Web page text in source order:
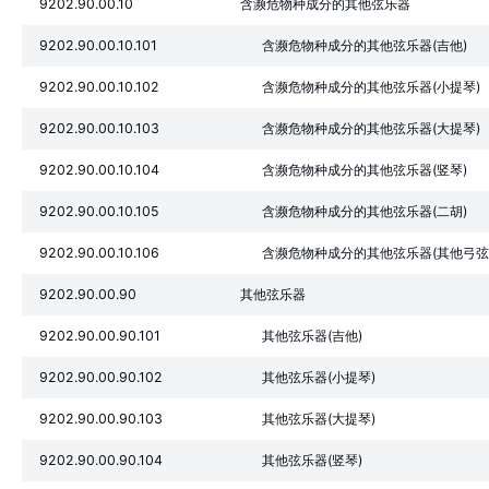
9202.90.00.10 含濒危物种成分的其他弦乐器
9202.90.00.10.101 含濒危物种成分的其他弦乐器(吉他)
9202.90.00.10.102 含濒危物种成分的其他弦乐器(小提琴)
9202.90.00.10.103 含濒危物种成分的其他弦乐器(大提琴)
9202.90.00.10.104 含濒危物种成分的其他弦乐器(竖琴)
9202.90.00.10.105 含濒危物种成分的其他弦乐器(二胡)
9202.90.00.10.106 含濒危物种成分的其他弦乐器(其他弓
9202.90.00.90 其他弦乐器
9202.90.00.90.101 其他弦乐器(吉他)
9202.90.00.90.102 其他弦乐器(小提琴)
9202.90.00.90.103 其他弦乐器(大提琴)
9202.90.00.90.104 其他弦乐器(竖琴)